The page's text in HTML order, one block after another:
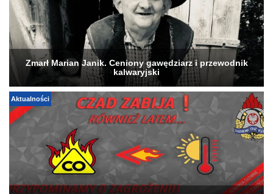
Zmarł Marian Janik. Ceniony gawędziarz i przewodnik
kalwaryjski
Aktualności